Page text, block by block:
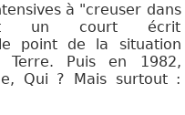
à "creuser dans
un court écrit
point de la situation
Puis en 1982,
Qui ? Mais surtout :